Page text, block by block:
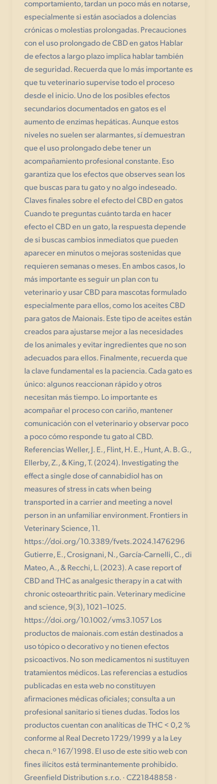
comportamiento, tardan un poco más en notarse,
especialmente si están asociados a dolencias
crónicas o molestias prolongadas. Precauciones
con el uso prolongado de CBD en gatos Hablar
de efectos a largo plazo implica hablar también
de seguridad. Recuerda que lo más importante es
que tu veterinario supervise todo el proceso
desde el inicio. Uno de los posibles efectos
secundarios documentados en gatos es el
aumento de enzimas hepáticas. Aunque estos
niveles no suelen ser alarmantes, sí demuestran
que el uso prolongado debe tener un
acompañamiento profesional constante. Eso
garantiza que los efectos que observes sean los
que buscas para tu gato y no algo indeseado.
Claves finales sobre el efecto del CBD en gatos
Cuando te preguntas cuánto tarda en hacer
efecto el CBD en un gato, la respuesta depende
de si buscas cambios inmediatos que pueden
aparecer en minutos o mejoras sostenidas que
requieren semanas o meses. En ambos casos, lo
más importante es seguir un plan con tu
veterinario y usar CBD para mascotas formulado
especialmente para ellos, como los aceites CBD
para gatos de Maionais. Este tipo de aceites están
creados para ajustarse mejor a las necesidades
de los animales y evitar ingredientes que no son
adecuados para ellos. Finalmente, recuerda que
la clave fundamental es la paciencia. Cada gato es
único: algunos reaccionan rápido y otros
necesitan más tiempo. Lo importante es
acompañar el proceso con cariño, mantener
comunicación con el veterinario y observar poco
a poco cómo responde tu gato al CBD.
Referencias Weller, J. E., Flint, H. E., Hunt, A. B. G.,
Ellerby, Z., & King, T. (2024). Investigating the
effect a single dose of cannabidiol has on
measures of stress in cats when being
transported in a carrier and meeting a novel
person in an unfamiliar environment. Frontiers in
Veterinary Science, 11.
https://doi.org/10.3389/fvets.2024.1476296
Gutierre, E., Crosignani, N., García-Carnelli, C., di
Mateo, A., & Recchi, L. (2023). A case report of
CBD and THC as analgesic therapy in a cat with
chronic osteoarthritic pain. Veterinary medicine
and science, 9(3), 1021–1025.
https://doi.org/10.1002/vms3.1057 Los
productos de maionais.com están destinados a
uso tópico o decorativo y no tienen efectos
psicoactivos. No son medicamentos ni sustituyen
tratamientos médicos. Las referencias a estudios
publicadas en esta web no constituyen
afirmaciones médicas oficiales; consulta a un
profesional sanitario si tienes dudas. Todos los
productos cuentan con analíticas de THC < 0,2 %
conforme al Real Decreto 1729/1999 y a la Ley
checa n.º 167/1998. El uso de este sitio web con
fines ilícitos está terminantemente prohibido.
Greenfield Distribution s.r.o. · CZ21848858 ·